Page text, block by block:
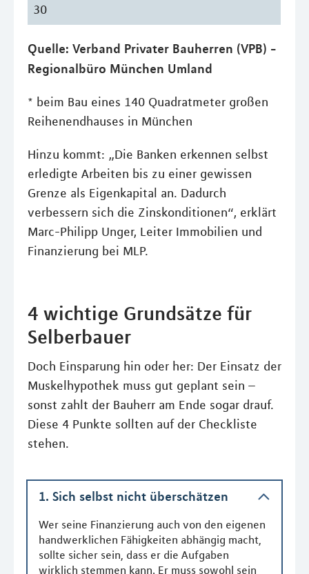
30
Quelle: Verband Privater Bauherren (VPB) -
Regionalbüro München Umland
* beim Bau eines 140 Quadratmeter großen
Reihenendhauses in München
Hinzu kommt: „Die Banken erkennen selbst
erledigte Arbeiten bis zu einer gewissen
Grenze als Eigenkapital an. Dadurch
verbessern sich die Zinskonditionen“, erklärt
Marc-Philipp Unger, Leiter Immobilien und
Finanzierung bei MLP.
4 wichtige Grundsätze für
Selberbauer
Doch Einsparung hin oder her: Der Einsatz der
Muskelhypothek muss gut geplant sein –
sonst zahlt der Bauherr am Ende sogar drauf.
Diese 4 Punkte sollten auf der Checkliste
stehen.
1. Sich selbst nicht überschätzen
Wer seine Finanzierung auch von den eigenen
handwerklichen Fähigkeiten abhängig macht,
sollte sicher sein, dass er die Aufgaben
wirklich stemmen kann. Er muss sowohl sein